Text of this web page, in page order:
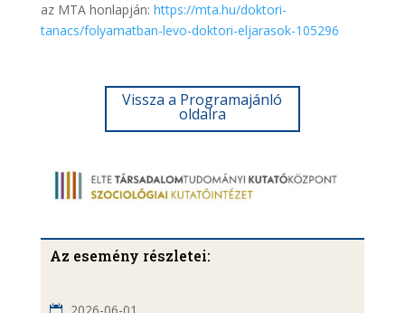
az MTA honlapján: https://mta.hu/doktori-
tanacs/folyamatban-levo-doktori-eljarasok-105296
Vissza a Programajánló
oldalra
Az esemény részletei: